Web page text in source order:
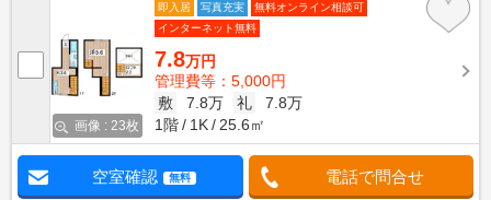
画像 : 23枚
即入居 写真充実
無料オンライン相談可
インターネット無料
7.8万円
管理費等：5,000円
敷
7.8万 礼
7.8万
1階
1K 25.6㎡
空室確認 無料 電話で問合せ